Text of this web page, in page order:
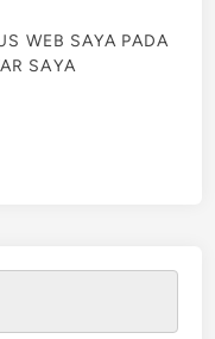
WEB SAYA PADA
SAYA